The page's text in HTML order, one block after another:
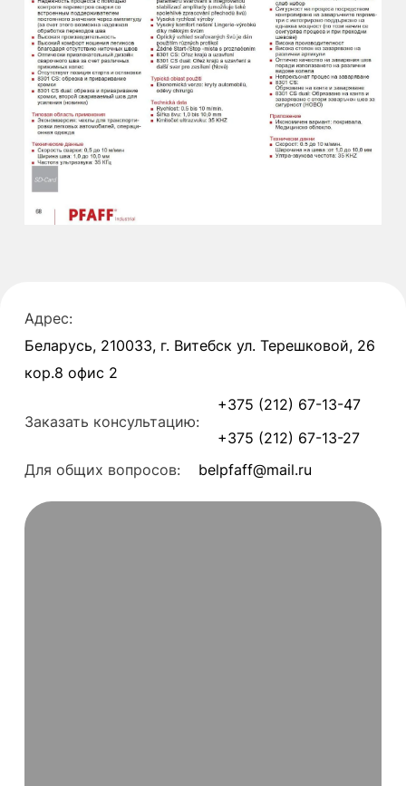
Адрес:
Беларусь, 210033, г. Витебск ул. Терешковой, 26
кор.8 офис 2
Заказать консультацию:
+375 (212) 67-13-47
+375 (212) 67-13-27
Для общих вопросов:
belpfaff@mail.ru